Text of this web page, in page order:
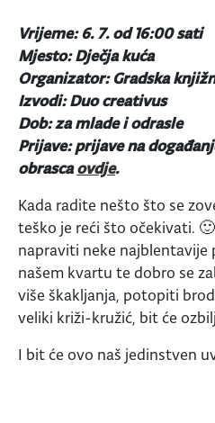
Vrijeme: 6. 7. od 16:00 sati
Mjesto: Dječja kuća
Organizator: Gradska
Izvodi: Duo creativus
Dob: za mlade i odrasle
Prijave: prijave na
obrascaovdje.
Kada radite nešto što se
teško je reći što očekivati.
napraviti neke najblentavije
našem kvartu te dobro se
više škakljanja, potopiti
veliki križi-kružić, bit će
I bit će ovo naš jedinstven